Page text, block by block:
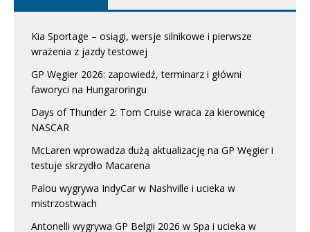
Kia Sportage – osiągi, wersje silnikowe i pierwsze
wrażenia z jazdy testowej
GP Węgier 2026: zapowiedź, terminarz i główni
faworyci na Hungaroringu
Days of Thunder 2: Tom Cruise wraca za kierownicę
NASCAR
McLaren wprowadza dużą aktualizację na GP Węgier i
testuje skrzydło Macarena
Palou wygrywa IndyCar w Nashville i ucieka w
mistrzostwach
Antonelli wygrywa GP Belgii 2026 w Spa i ucieka w